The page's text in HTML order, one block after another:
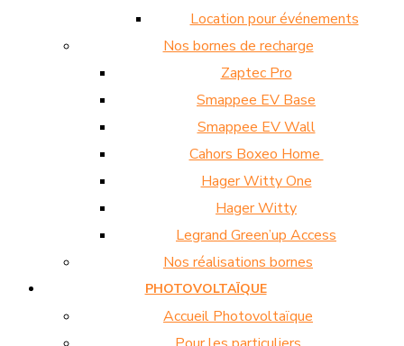
Location pour événements
Nos bornes de recharge
Zaptec Pro
Smappee EV Base
Smappee EV Wall
Cahors Boxeo Home
Hager Witty One
Hager Witty
Legrand Green’up Access
Nos réalisations bornes
PHOTOVOLTAÏQUE
Accueil Photovoltaïque